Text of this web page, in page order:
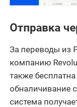
Отправка
За переводы из
компанию
также
обналичивание
система